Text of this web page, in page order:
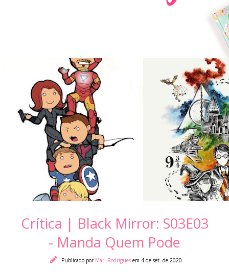
Crítica | Black Mirror: S03E03
- Manda Quem Pode
Publicado por Mari Rodrigues em 4 de set. de 2020